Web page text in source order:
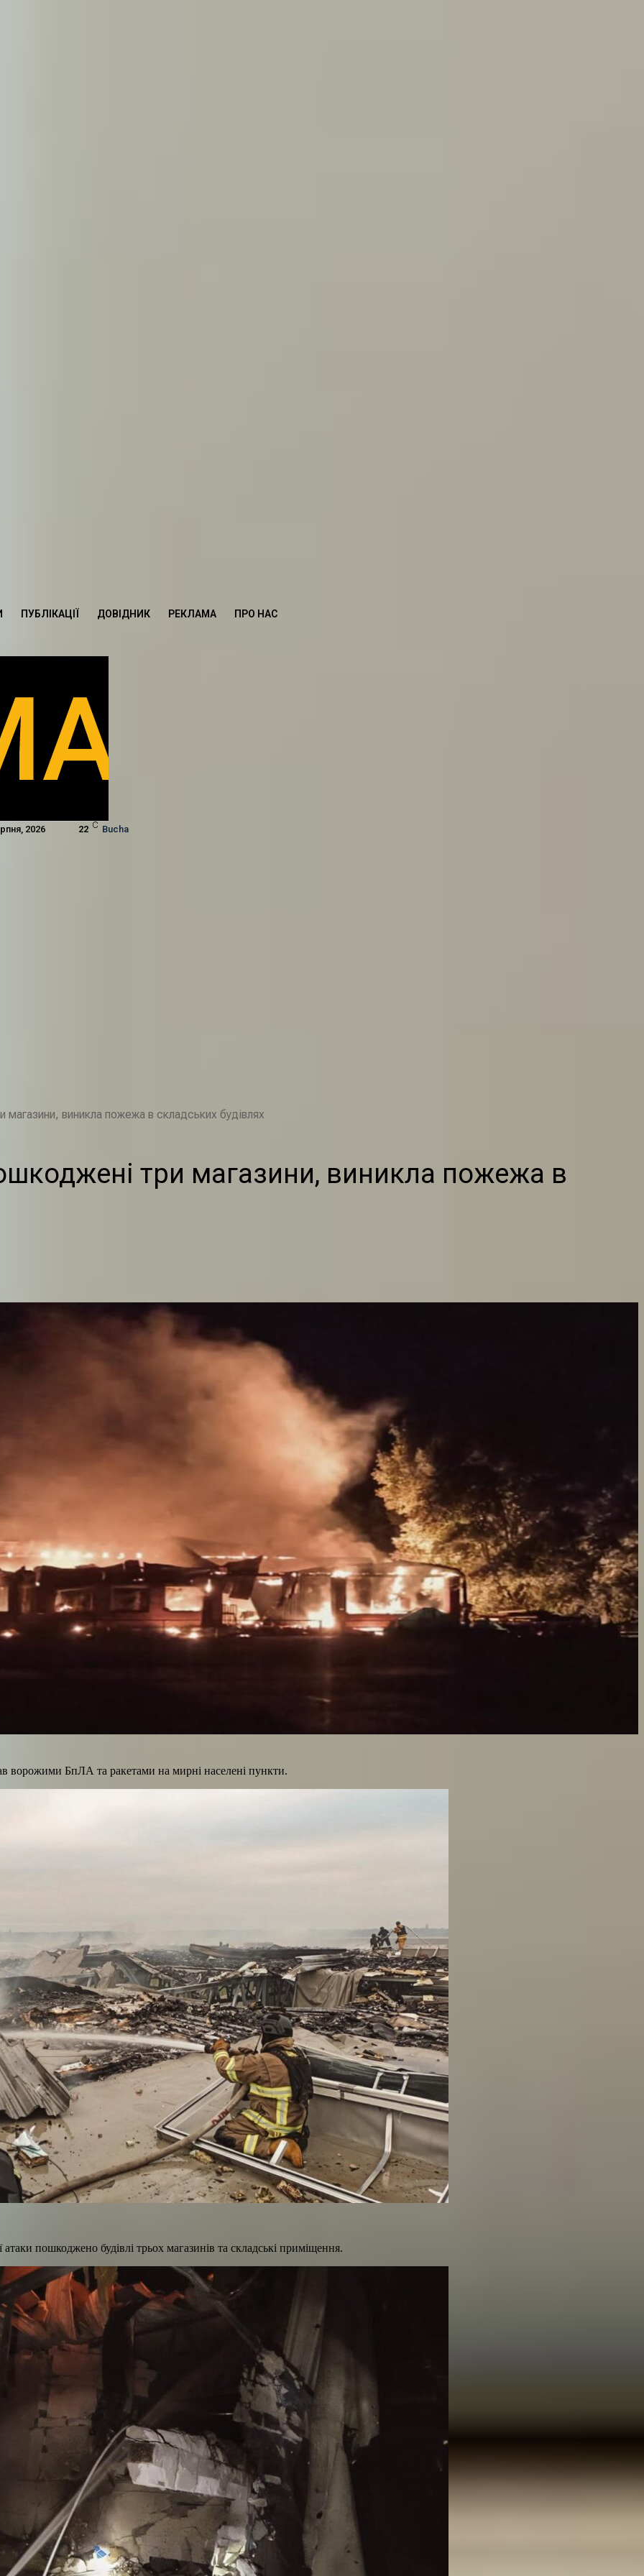
ПУБЛІКАЦІЇ ДОВІДНИК РЕКЛАМА ПРО НАС
2026 22 C Bucha
виникла пожежа в складських будівлях
три магазини, виникла пожежа в
ворожими БпЛА та ракетами на мирні населені пункти.
пошкоджено будівлі трьох магазинів та складські приміщення.